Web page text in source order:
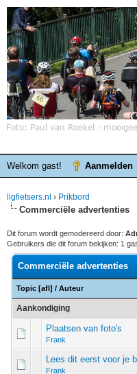
Welkom gast! Aanmelden
ligfietsers.nl › Prikbord
Commerciële advertenties
Dit forum wordt gemodereerd door:
Gebruikers die dit forum bekijken: 1
Commerciële advertenties
Topic [afl] / Auteur
Aankondiging
Plaatsen van foto's
Frank
Lees dit eerst voor je
Frank